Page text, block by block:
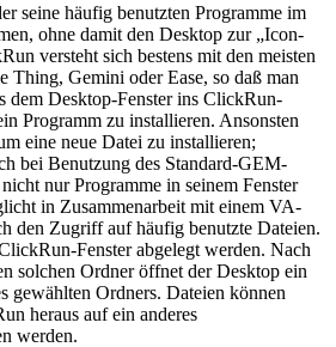
seine häufig benutzten Programme im
ohne damit den Desktop zur „Icon-
versteht sich bestens mit den meisten
Thing, Gemini oder Ease, so daß man
dem Desktop-Fenster ins ClickRun-
Programm zu installieren. Ansonsten
eine neue Datei zu installieren;
bei Benutzung des Standard-GEM-
nur Programme in seinem Fenster
in Zusammenarbeit mit einem VA-
den Zugriff auf häufig benutzte Dateien.
Fenster abgelegt werden. Nach
solchen Ordner öffnet der Desktop ein
gewählten Ordners. Dateien können
heraus auf ein anderes
werden.